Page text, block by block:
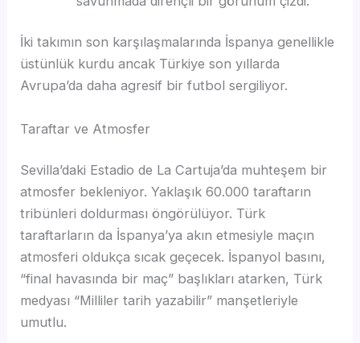
İki takımın son karşılaşmalarında İspanya genellikle
üstünlük kurdu ancak Türkiye son yıllarda
Avrupa’da daha agresif bir futbol sergiliyor.
Taraftar ve Atmosfer
Sevilla’daki Estadio de La Cartuja’da muhteşem bir
atmosfer bekleniyor. Yaklaşık 60.000 taraftarın
tribünleri doldurması öngörülüyor. Türk
taraftarların da İspanya’ya akın etmesiyle maçın
atmosferi oldukça sıcak geçecek. İspanyol basını,
“final havasında bir maç” başlıkları atarken, Türk
medyası “Milliler tarih yazabilir” manşetleriyle
umutlu.